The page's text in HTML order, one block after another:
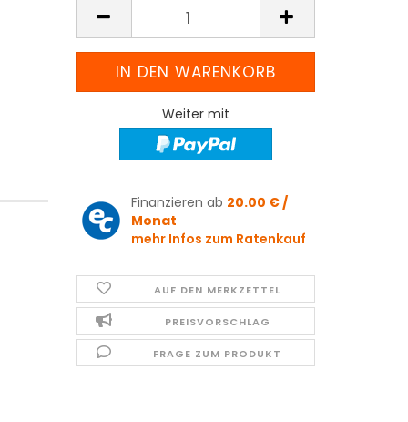
Weiter mit
Finanzieren ab 20.00 € /
Monat
mehr Infos zum Ratenkauf
AUF DEN MERKZETTEL
PREISVORSCHLAG
FRAGE ZUM PRODUKT